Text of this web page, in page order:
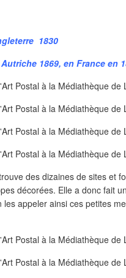
1830
1869, en France en
des dizaines de sites et
décorées. Elle a donc fait
appeler ainsi ces petites